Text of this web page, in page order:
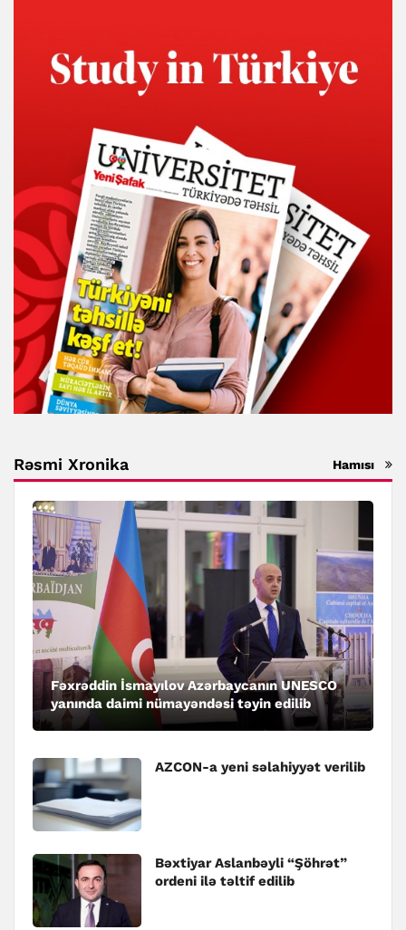
Rəsmi Xronika Hamısı
Fəxrəddin İsmayılov Azərbaycanın UNESCO
yanında daimi nümayəndəsi təyin edilib
AZCON-a yeni səlahiyyət verilib
Bəxtiyar Aslanbəyli “Şöhrət”
ordeni ilə təltif edilib